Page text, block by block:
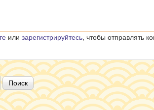
или зарегистрируйтесь, чтобы отправлять